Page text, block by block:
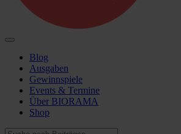
Blog
Ausgaben
Gewinnspiele
Events & Termine
Über BIORAMA
Shop